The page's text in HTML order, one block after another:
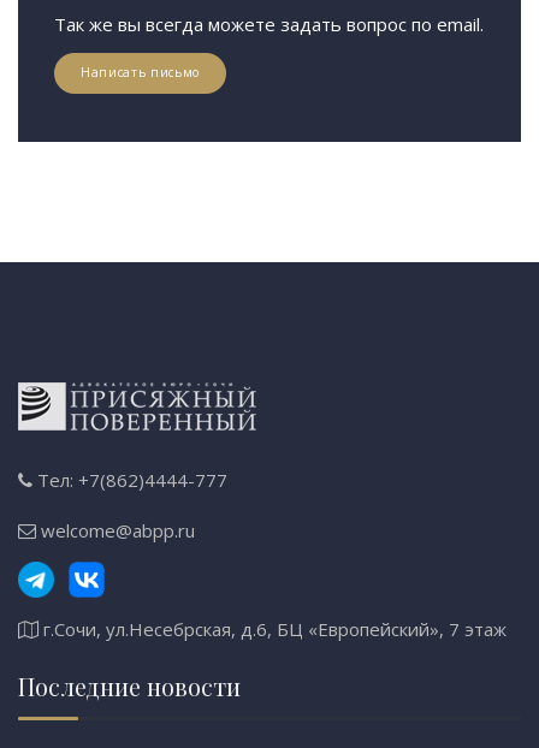
Так же вы всегда можете задать вопрос по email.
Написать письмо
Тел: +7(862)4444-777
welcome@abpp.ru
г.Сочи, ул.Несебрская, д.6, БЦ «Европейский», 7 этаж
Последние новости